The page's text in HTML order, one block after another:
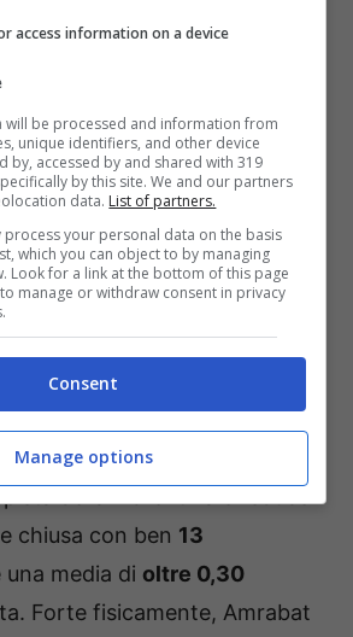
spezzettata e dai tanti
dunque. Fino a
solo Bet365 ha inserito la
l’Over dei cartellini:
da almeno7 cartellini
volte la posta. Interessante è
riguardante l’espulsione:
sì
si trova infatti a quota 4.
soprattutto a due nomi:
della Fiorentina è reduce
chiusa con ben 13
una media di oltre 0,30
Forte fisicamente, Amrabat
access information on a device
will be processed and information from
unique identifiers, and other device
by, accessed by and shared with 319
by this site. We and our partners
data. List of partners.
process your personal data on the basis
which you can object to by managing
Look for a link at the bottom of this page
manage or withdraw consent in privacy
Consent
Manage options